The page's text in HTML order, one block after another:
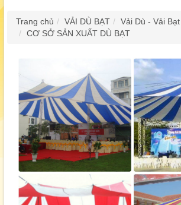
Trang chủ VẢI DÙ BẠT
Vải Dù - Vải Bạt
CƠ SỞ SẢN XUẤT DÙ BẠT